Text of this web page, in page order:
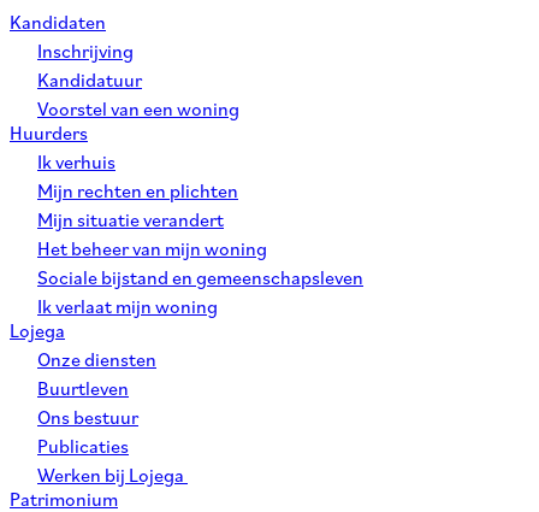
Kandidaten
Inschrijving
Kandidatuur
Voorstel van een woning
Huurders
Ik verhuis
Mijn rechten en plichten
Mijn situatie verandert
Het beheer van mijn woning
Sociale bijstand en gemeenschapsleven
Ik verlaat mijn woning
Lojega
Onze diensten
Buurtleven
Ons bestuur
Publicaties
Werken bij Lojega
Patrimonium